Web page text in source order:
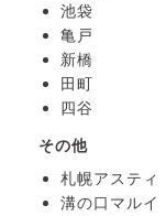
池袋
亀戸
新橋
田町
四谷
その他
札幌アスティ
溝の口マルイ